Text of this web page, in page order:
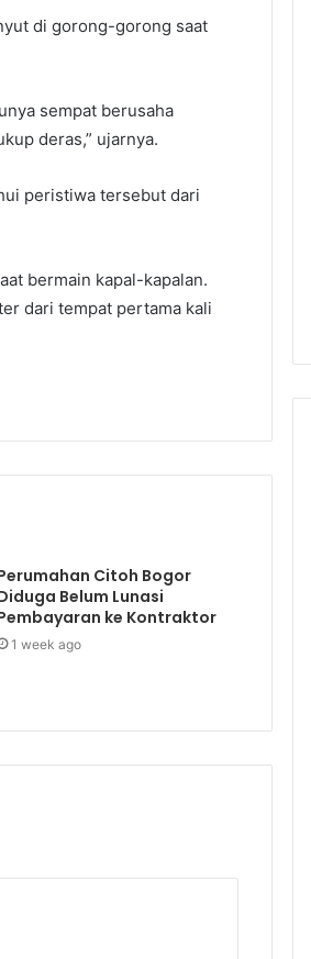
di gorong-gorong saat
sempat berusaha
deras,” ujarnya.
peristiwa tersebut dari
bermain kapal-kapalan.
dari tempat pertama kali
Citoh Bogor
Belum Lunasi
ke Kontraktor
1 week ago